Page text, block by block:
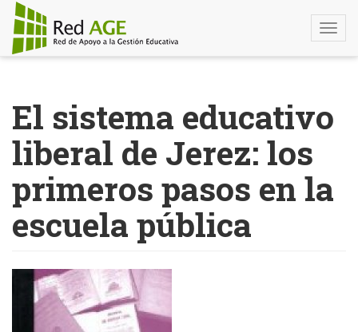
contenido
principal
El sistema educativo
liberal de Jerez: los
primeros pasos en la
escuela pública